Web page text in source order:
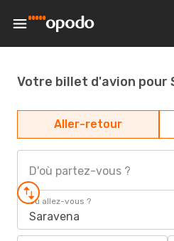
Votre billet d'avion pour
Aller-retour
D'où partez-vous ?
Où allez-vous ?
Saravena